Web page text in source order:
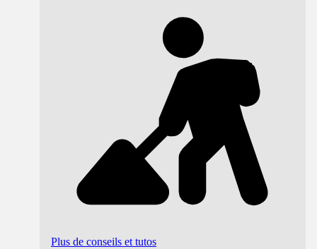
Plus de conseils et tutos